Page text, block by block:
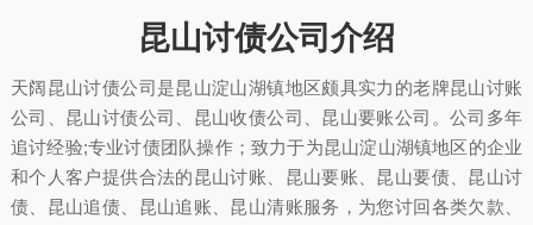
昆山讨债公司介绍
天阔昆山讨债公司是昆山淀山湖镇地区颇具实力的老牌昆山讨账
公司、昆山讨债公司、昆山收债公司、昆山要账公司。公司多年
追讨经验;专业讨债团队操作；致力于为昆山淀山湖镇地区的企业
和个人客户提供合法的昆山讨账、昆山要账、昆山要债、昆山讨
债、昆山追债、昆山追账、昆山清账服务，为您讨回各类欠款、